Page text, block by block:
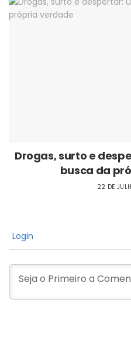
Drogas, surto e
busca da
22 DE
Login